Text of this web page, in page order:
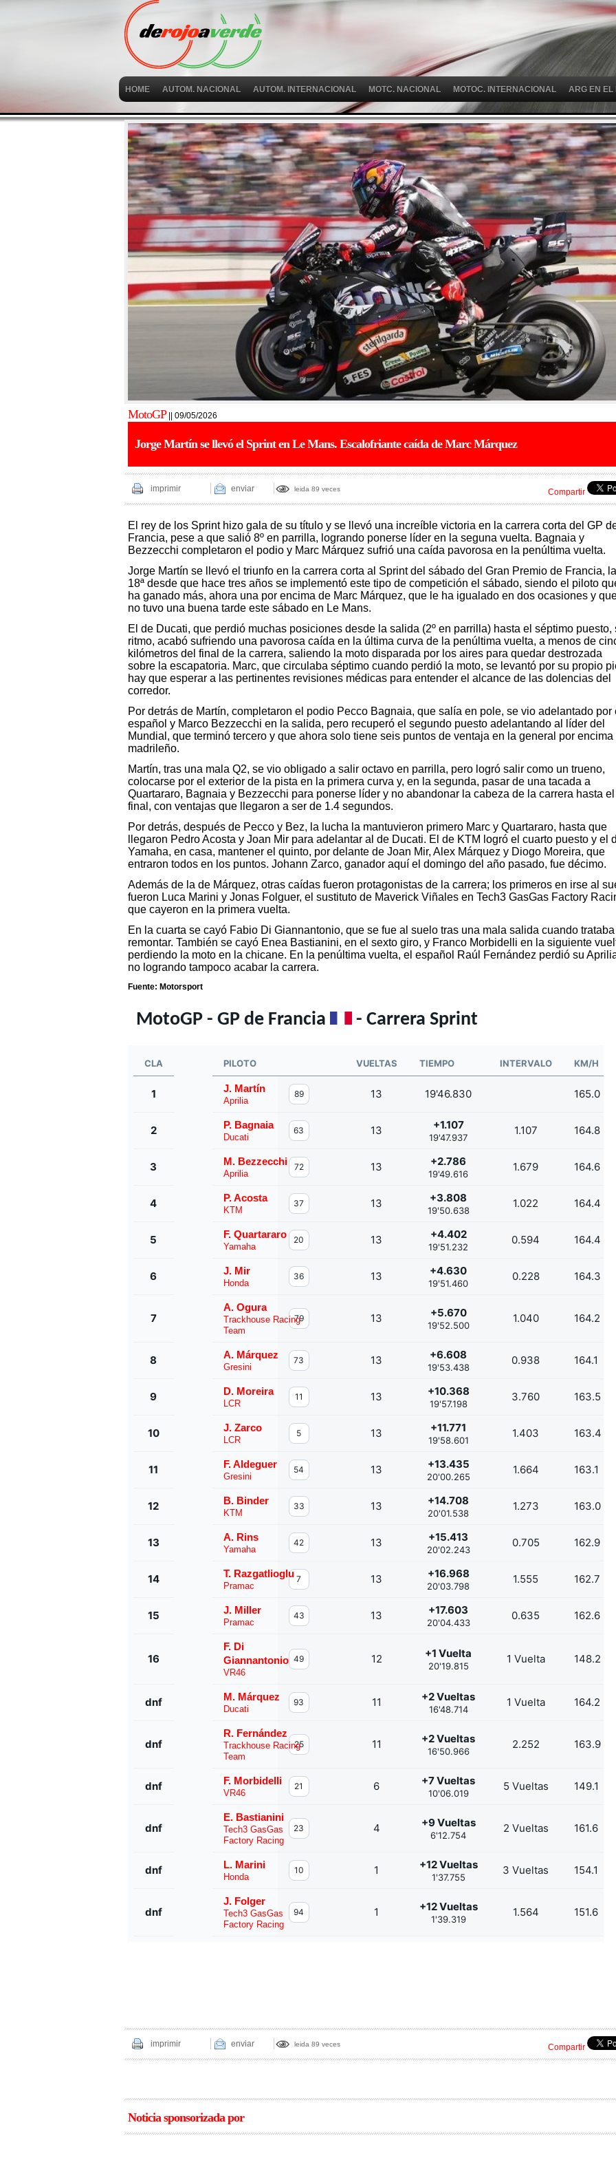
HOME AUTOM. NACIONAL AUTOM. INTERNACIONAL MOTC. NACIONAL MOTOC. INTERNACIONAL ARG EN EL
MotoGP|| 09/05/2026
Jorge Martín se llevó el Sprint en Le Mans. Escalofriante caída de Marc Márquez
imprimir enviar leida 89 veces Compartir
El rey de los Sprint hizo gala de su título y se llevó una increíble victoria en la carrera corta del GP
Francia, pese a que salió 8º en parrilla, logrando ponerse líder en la seguna vuelta. Bagnaia y
Bezzecchi completaron el podio y Marc Márquez sufrió una caída pavorosa en la penúltima vuelta.
Jorge Martín se llevó el triunfo en la carrera corta al Sprint del sábado del Gran Premio de Francia, la
18ª desde que hace tres años se implementó este tipo de competición el sábado, siendo el piloto
ha ganado más, ahora una por encima de Marc Márquez, que le ha igualado en dos ocasiones y
no tuvo una buena tarde este sábado en Le Mans.
El de Ducati, que perdió muchas posiciones desde la salida (2º en parrilla) hasta el séptimo puesto,
ritmo, acabó sufriendo una pavorosa caída en la última curva de la penúltima vuelta, a menos de
kilómetros del final de la carrera, saliendo la moto disparada por los aires para quedar destrozada
sobre la escapatoria. Marc, que circulaba séptimo cuando perdió la moto, se levantó por su propio
hay que esperar a las pertinentes revisiones médicas para entender el alcance de las dolencias del
corredor.
Por detrás de Martín, completaron el podio Pecco Bagnaia, que salía en pole, se vio adelantado por
español y Marco Bezzecchi en la salida, pero recuperó el segundo puesto adelantando al líder del
Mundial, que terminó tercero y que ahora solo tiene seis puntos de ventaja en la general por encima
madrileño.
Martín, tras una mala Q2, se vio obligado a salir octavo en parrilla, pero logró salir como un trueno,
colocarse por el exterior de la pista en la primera curva y, en la segunda, pasar de una tacada a
Quartararo, Bagnaia y Bezzecchi para ponerse líder y no abandonar la cabeza de la carrera hasta el
final, con ventajas que llegaron a ser de 1.4 segundos.
Por detrás, después de Pecco y Bez, la lucha la mantuvieron primero Marc y Quartararo, hasta que
llegaron Pedro Acosta y Joan Mir para adelantar al de Ducati. El de KTM logró el cuarto puesto y el
Yamaha, en casa, mantener el quinto, por delante de Joan Mir, Alex Márquez y Diogo Moreira, que
entraron todos en los puntos. Johann Zarco, ganador aquí el domingo del año pasado, fue décimo.
Además de la de Márquez, otras caídas fueron protagonistas de la carrera; los primeros en irse al
fueron Luca Marini y Jonas Folguer, el sustituto de Maverick Viñales en Tech3 GasGas Factory
que cayeron en la primera vuelta.
En la cuarta se cayó Fabio Di Giannantonio, que se fue al suelo tras una mala salida cuando
remontar. También se cayó Enea Bastianini, en el sexto giro, y Franco Morbidelli en la siguiente
perdiendo la moto en la chicane. En la penúltima vuelta, el español Raúl Fernández perdió su
no logrando tampoco acabar la carrera.
Fuente: Motorsport
MotoGP - GP de Francia - Carrera Sprint
CLA PILOTO VUELTAS TIEMPO INTERVALO KM/H
1 J. Martín
Aprilia
89 13 19'46.830 165.0
2 P. Bagnaia
Ducati
63 13 +1.107
19'47.937
1.107 164.8
3 M. Bezzecchi
Aprilia
72 13 +2.786
19'49.616
1.679 164.6
4 P. Acosta
KTM
37 13 +3.808
19'50.638
1.022 164.4
5 F. Quartararo
Yamaha
20 13 +4.402
19'51.232
0.594 164.4
6 J. Mir
Honda
36 13 +4.630
19'51.460
0.228 164.3
7
A. Ogura
Trackhouse Racing
Team
79 13 +5.670
19'52.500
1.040 164.2
8 A. Márquez
Gresini
73 13 +6.608
19'53.438
0.938 164.1
9 D. Moreira
LCR
11 13 +10.368
19'57.198
3.760 163.5
10 J. Zarco
LCR
5 13 +11.771
19'58.601
1.403 163.4
11 F. Aldeguer
Gresini
54 13 +13.435
20'00.265
1.664 163.1
12 B. Binder
KTM
33 13 +14.708
20'01.538
1.273 163.0
13 A. Rins
Yamaha
42 13 +15.413
20'02.243
0.705 162.9
14 T. Razgatlioglu
Pramac
7 13 +16.968
20'03.798
1.555 162.7
15 J. Miller
Pramac
43 13 +17.603
20'04.433
0.635 162.6
16
F. Di
Giannantonio
VR46
49 12 +1 Vuelta
20'19.815
1 Vuelta 148.2
dnf M. Márquez
Ducati
93 11 +2 Vueltas
16'48.714
1 Vuelta 164.2
dnf
R. Fernández
Trackhouse Racing
Team
25 11 +2 Vueltas
16'50.966
2.252 163.9
dnf F. Morbidelli
VR46
21 6 +7 Vueltas
10'06.019
5 Vueltas 149.1
dnf
E. Bastianini
Tech3 GasGas
Factory Racing
23 4 +9 Vueltas
6'12.754
2 Vueltas 161.6
dnf L. Marini
Honda
10 1 +12 Vueltas
1'37.755
3 Vueltas 154.1
dnf
J. Folger
Tech3 GasGas
Factory Racing
94 1 +12 Vueltas
1'39.319
1.564 151.6
imprimir enviar leida 89 veces Compartir
Noticia sponsorizada por